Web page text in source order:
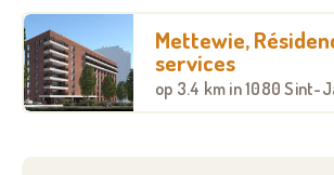
Mettewie,
services
op 3.4 km in 1080 Sint-